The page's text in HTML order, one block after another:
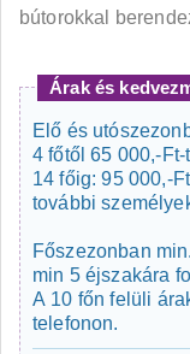
bútorokkal
Árak és
Elő és
4 főtől 65 000,-Ft-
14 főig: 95 000,-
további
Főszezonban
min 5 éjszakára
A 10 főn felüli
telefonon.